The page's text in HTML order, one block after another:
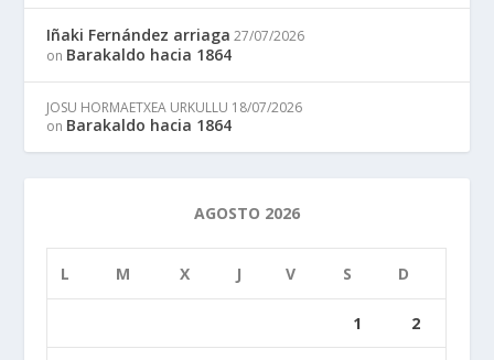
Iñaki Fernández arriaga 27/07/2026
on Barakaldo hacia 1864
JOSU HORMAETXEA URKULLU 18/07/2026
on Barakaldo hacia 1864
AGOSTO 2026
L M X J V S D
1 2